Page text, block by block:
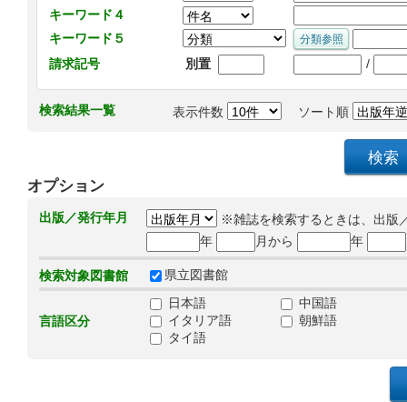
キーワード４
キーワード５
請求記号
別置 /
検索結果一覧 表示件数 ソート順
オプション
出版／発行年月
※雑誌を検索するときは、出版
年
月から 年
検索対象図書館 県立図書館
言語区分
日本語
中国語
イタリア語
朝鮮語
タイ語